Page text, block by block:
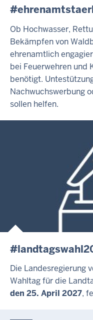
Ob Hochwasser,
Bekämpfen von
ehrenamtlich
bei Feuerwehren und
benötigt.
Nachwuchswerbung
sollen helfen.
Die Landesregierung
Wahltag für die
den 25. April 2027,